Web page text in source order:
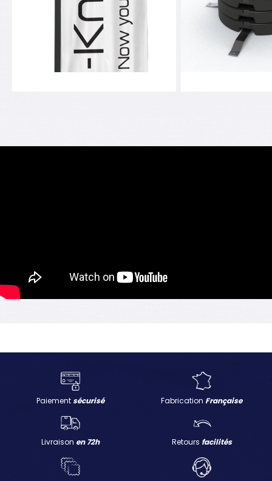
Paiement sécurisé Fabrication Française
Livraison en 72h Retours facilités